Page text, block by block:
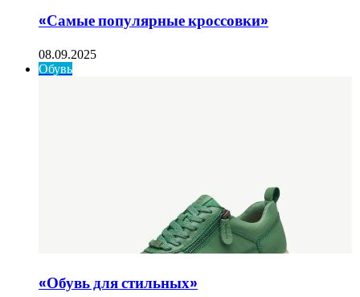
«Самые популярные кроссовки»
08.09.2025
Обувь
«Обувь для стильных»